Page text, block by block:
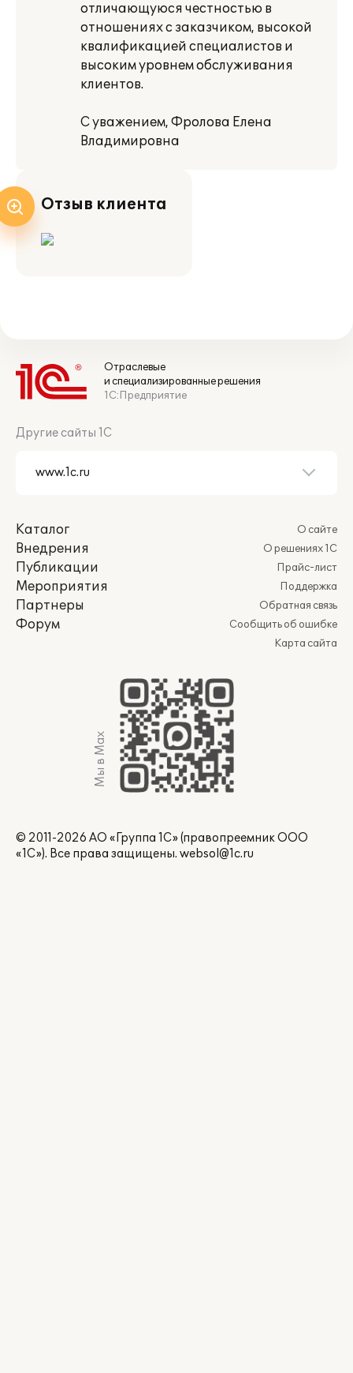
отличающуюся честностью в
отношениях с заказчиком, высокой
квалификацией специалистов и
высоким уровнем обслуживания
клиентов.
С уважением, Фролова Елена
Владимировна
Отзыв клиента
Отраслевые
и специализированные решения
1С:Предприятие
Другие сайты 1С
Каталог
Внедрения
Публикации
Мероприятия
Партнеры
Форум
О сайте
О решениях 1С
Прайс-лист
Поддержка
Обратная связь
Сообщить об ошибке
Карта сайта
Мы в Max
© 2011-2026 АО «Группа 1С» (правопреемник ООО
«1С»). Все права защищены. websol@1c.ru